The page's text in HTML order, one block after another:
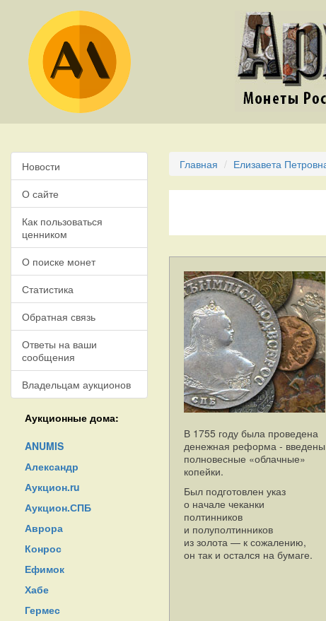
Новости
О сайте
Как пользоваться
ценником
О поиске монет
Статистика
Обратная связь
Ответы на ваши
сообщения
Владельцам аукционов
Аукционные дома:
ANUMIS
Александр
Аукцион.ru
Аукцион.СПБ
Аврора
Конрос
Ефимок
Хабе
Гермес
Главная Елизавета
В 1755 году была проведена
денежная реформа - введены
полновесные «облачные»
копейки.
Был подготовлен указ
о начале чеканки
полтинников
и полуполтинников
из золота — к сожалению,
он так и остался на бумаге.